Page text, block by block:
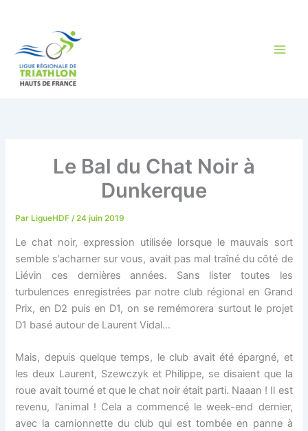
Le Bal du Chat Noir à
Dunkerque
ParLigueHDF /24 juin 2019
Le chat noir, expression utilisée lorsque le mauvais sort
semble s’acharner sur vous, avait pas mal traîné du côté de
Liévin ces dernières années. Sans lister toutes les
turbulences enregistrées par notre club régional en Grand
Prix, en D2 puis en D1, on se remémorera surtout le projet
D1 basé autour de Laurent Vidal…
Mais, depuis quelque temps, le club avait été épargné, et
les deux Laurent, Szewczyk et Philippe, se disaient que la
roue avait tourné et que le chat noir était parti. Naaan ! Il est
revenu, l’animal ! Cela a commencé le week-end dernier,
avec la camionnette du club qui est tombée en panne à